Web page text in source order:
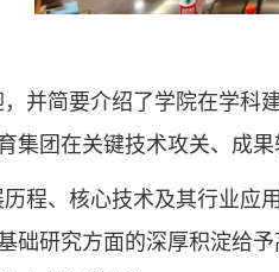
并简要介绍了学院在学
团在关键技术攻关、成
程、核心技术及其行业
础研究方面的深厚积淀给